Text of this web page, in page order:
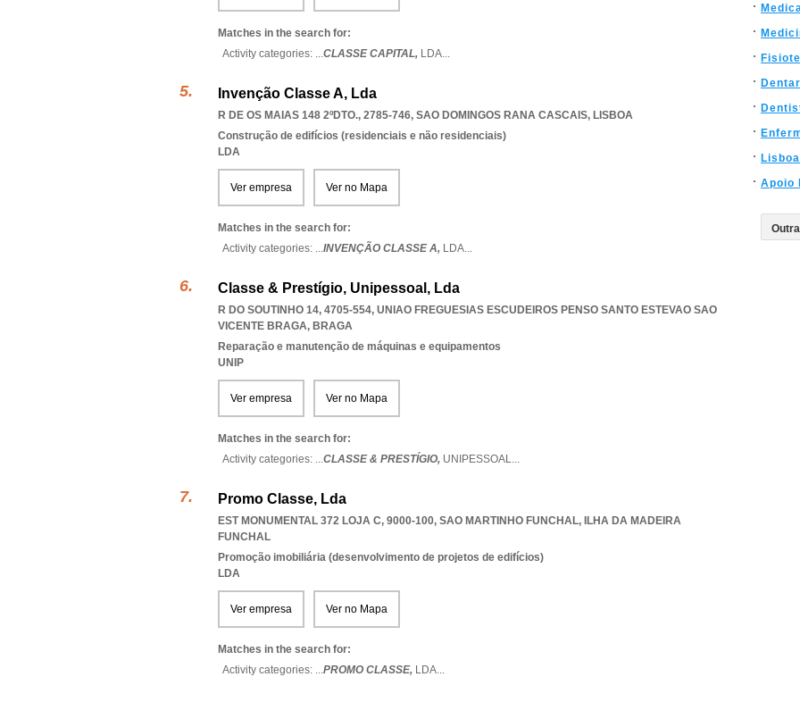
Matches in the search for:
Activity categories: ...CLASSE CAPITAL, LDA...
Invenção Classe A, Lda
R DE OS MAIAS 148 2ºDTO., 2785-746, SAO DOMINGOS RANA CASCAIS, LISBOA
Construção de edifícios (residenciais e não residenciais)
LDA
Ver empresa Ver no Mapa
Matches in the search for:
Activity categories: ...INVENÇÃO CLASSE A, LDA...
Classe & Prestígio, Unipessoal, Lda
R DO SOUTINHO 14, 4705-554, UNIAO FREGUESIAS ESCUDEIROS PENSO SANTO ESTEVAO SAO
VICENTE BRAGA, BRAGA
Reparação e manutenção de máquinas e equipamentos
UNIP
Ver empresa Ver no Mapa
Matches in the search for:
Activity categories: ...CLASSE & PRESTÍGIO, UNIPESSOAL...
Promo Classe, Lda
EST MONUMENTAL 372 LOJA C, 9000-100, SAO MARTINHO FUNCHAL, ILHA DA MADEIRA
FUNCHAL
Promoção imobiliária (desenvolvimento de projetos de edifícios)
LDA
Ver empresa Ver no Mapa
Matches in the search for:
Activity categories: ...PROMO CLASSE, LDA...
Lisboa
Apoio